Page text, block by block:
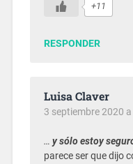
+11
RESPONDER
Luisa Claver
3 septiembre 2020
… y sólo estoy
parece ser que dijo